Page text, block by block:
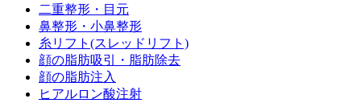
二重整形・目元
鼻整形・小鼻整形
糸リフト(スレッドリフト)
顔の脂肪吸引・脂肪除去
顔の脂肪注入
ヒアルロン酸注射